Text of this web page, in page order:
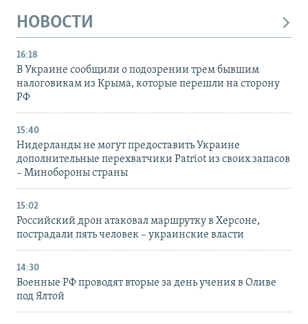
НОВОСТИ
16:18
В Украине сообщили о подозрении трем бывшим
налоговикам из Крыма, которые перешли на сторону
РФ
15:40
Нидерланды не могут предоставить Украине
дополнительные перехватчики Patriot из своих запасов
– Минобороны страны
15:02
Российский дрон атаковал маршрутку в Херсоне,
пострадали пять человек – украинские власти
14:30
Военные РФ проводят вторые за день учения в Оливе
под Ялтой